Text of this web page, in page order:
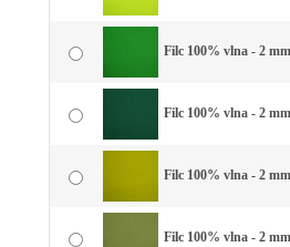
Filc 100% vlna - 2
Filc 100% vlna - 2
Filc 100% vlna - 2
Filc 100% vlna - 2